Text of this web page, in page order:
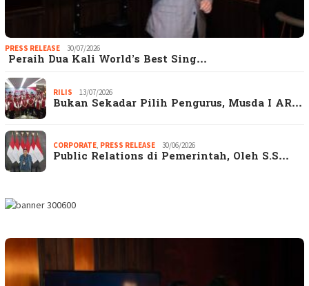
PRESS RELEASE 30/07/2026
Peraih Dua Kali World’s Best Sing…
RILIS 13/07/2026
Bukan Sekadar Pilih Pengurus, Musda I AR…
CORPORATE, PRESS RELEASE 30/06/2026
Public Relations di Pemerintah, Oleh S.S…